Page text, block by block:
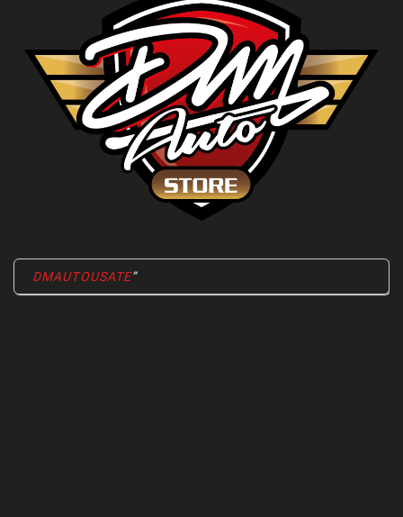
DMAUTOUSATE